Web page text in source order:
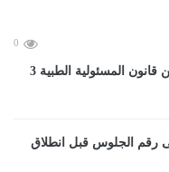
0
الحكومة: مد المدة المحددة بالمادة الثانية من قانون المسئولية الطبية 3